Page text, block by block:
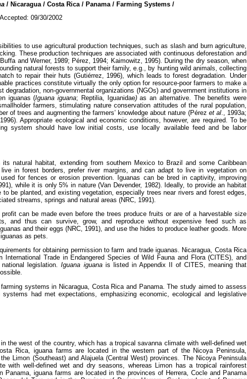
/ Nicaragua / Costa Rica / Panama / Farming Systems /
09/30/2002
to use agricultural production techniques, such as slash and burn agriculture,
These production techniques are associated with continuous deforestation and
and Werner, 1989; Pérez, 1994; Kaimowitz, 1995). During the dry season, when
natural forests to support their family, e.g., by hunting wild animals, collecting
to repair their huts (Gutiérrez, 1996), which leads to forest degradation. Under
practices constitute virtually the only option for resource-poor farmers to make a
non-governmental organizations (NGOs) and government institutions in
iguanas (Iguana iguana; Reptilia, Iguanidae)as an alternative. The benefits were
farmers, stimulating nature conservation attitudes of the rural population,
of trees and augmenting the farmers’ knowledge about nature (Pérez et al., 1993a;
Appropriate ecological and economic conditions, however, are required. To be
system should have low initial costs, use locally available feed and be labor
natural habitat, extending from southern Mexico to Brazil and some Caribbean
in forest borders, prefer river margins, and can adapt to live in vegetation on
for fences or erosion prevention. Iguanas can be bred in captivity, improving
while it is only 5% in nature (Van Devender, 1982). Ideally, to provide an habitat
be planted, and existing vegetation, especially trees near rivers and forest edges,
streams, springs and natural areas (NRC, 1991).
can be made even before the trees produce fruits or are of a harvestable size
and thus can survive, grow, and reproduce without expensive feed such as
and their eggs (NRC, 1991), and use the hides to produce leather goods. More
as pets.
for obtaining permission to farm and trade iguanas. Nicaragua, Costa Rica
International Trade in Endangered Species of Wild Fauna and Flora (CITES), and
legislation.Iguana iguana is listed in Appendix II of CITES, meaning that
systems in Nicaragua, Costa Rica and Panama. The study aimed to assess
had met expectations, emphasizing economic, ecological and legislative
the west of the country, which has a tropical savanna climate with well-defined wet
Rica, iguana farms are located in the western part of the Nicoya Peninsula,
Limon (Southeast) and Alajuela (Central West) provinces. The Nicoya Peninsula
with well-defined wet and dry seasons, whereas Limon has a tropical rainforest
Panama, iguana farms are located in the provinces of Herrera, Cocle and Panama